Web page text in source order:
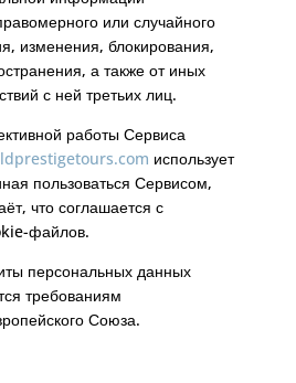
или случайного
изменения, блокирования,
а также от иных
с ней третьих лиц.
работы Сервиса
использует
пользоваться Сервисом,
что соглашается с
файлов.
персональных данных
требованиям
Союза.